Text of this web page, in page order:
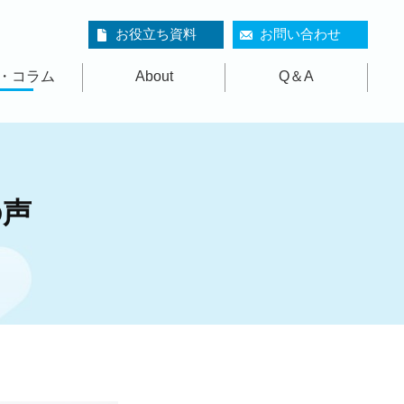
コラム About Q＆A
お役立ち資料 お問い合わせ